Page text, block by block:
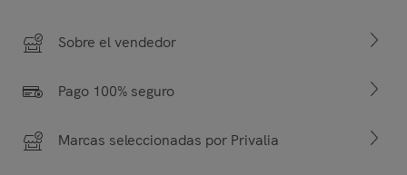
Sobre el vendedor
Pago 100% seguro
Marcas seleccionadas por Privalia